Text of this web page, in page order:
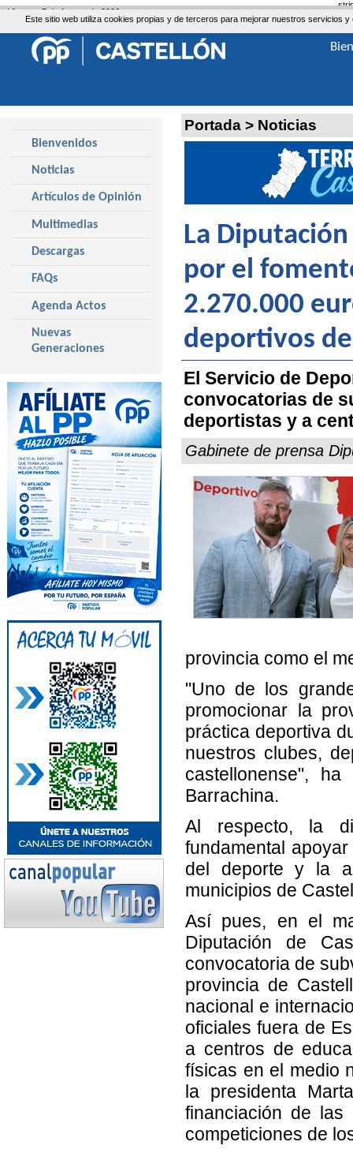
Este sitio web utiliza cookies propias y de terceros para mejorar nuestros servicios
Portada > Noticias
La
por el
2.270.000
deportivos
El Servicio de
convocatorias de
deportistas y a
Gabinete de prensa
provincia como el
"Uno de los
promocionar la
práctica deportiva
nuestros clubes,
castellonense",
Barrachina.
Al respecto, la
fundamental
del deporte y la
municipios de
Así pues, en el
Diputación de
convocatoria de
provincia de
nacional e
oficiales fuera de
a centros de
físicas en el medio
la presidenta
financiación de las
competiciones de
Bienvenidos
Noticias
Artículos de Opinión
Multimedias
Descargas
FAQs
Agenda Actos
Nuevas
Generaciones
Viernes, 7 de Agosto de 2026